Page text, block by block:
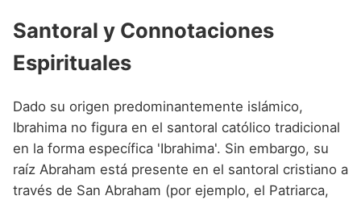
Santoral y Connotaciones
Espirituales
Dado su origen predominantemente islámico,
Ibrahima no figura en el santoral católico tradicional
en la forma específica 'Ibrahima'. Sin embargo, su
raíz Abraham está presente en el santoral cristiano a
través de San Abraham (por ejemplo, el Patriarca,